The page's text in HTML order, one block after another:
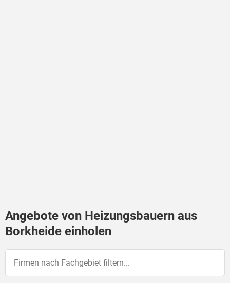
Angebote von Heizungsbauern aus
Borkheide einholen